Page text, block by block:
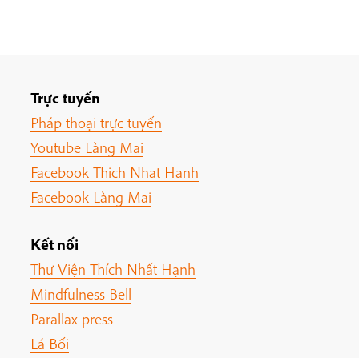
Trực tuyến
Pháp thoại trực tuyến
Youtube Làng Mai
Facebook Thich Nhat Hanh
Facebook Làng Mai
Kết nối
Thư Viện Thích Nhất Hạnh
Mindfulness Bell
Parallax press
Lá Bối